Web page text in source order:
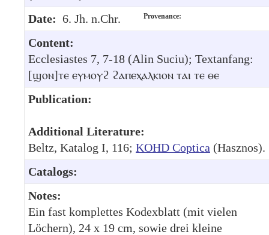
Date: 6. Jh. n.Chr. Provenance:
Content:
Ecclesiastes 7, 7-18 (Alin Suciu); Textanfang:
[ϣⲟⲛ]ⲧⲉ ⲉⲩⲙⲟⲩϩ ϩⲁⲡⲉⲭⲁⲗⲕⲓⲟⲛ ⲧⲁⲓ ⲧⲉ ⲑⲉ
Publication:
Additional Literature:
Beltz, Katalog I, 116; KOHD Coptica (Hasznos).
Catalogs:
Notes:
Ein fast komplettes Kodexblatt (mit vielen
Löchern), 24 x 19 cm, sowie drei kleine